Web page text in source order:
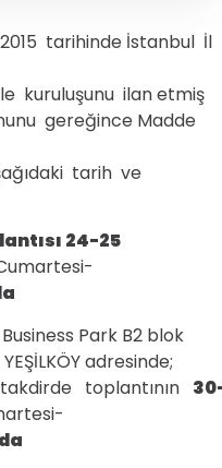
tarihinde İstanbul İl
kuruluşunu ilan etmiş
gereğince Madde
tarih ve
24-25
Park B2 blok
adresinde;
toplantının